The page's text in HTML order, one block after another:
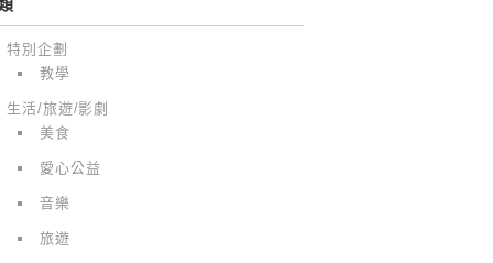
特別企劃
教學
生活/旅遊/影劇
美食
愛心公益
音樂
旅遊